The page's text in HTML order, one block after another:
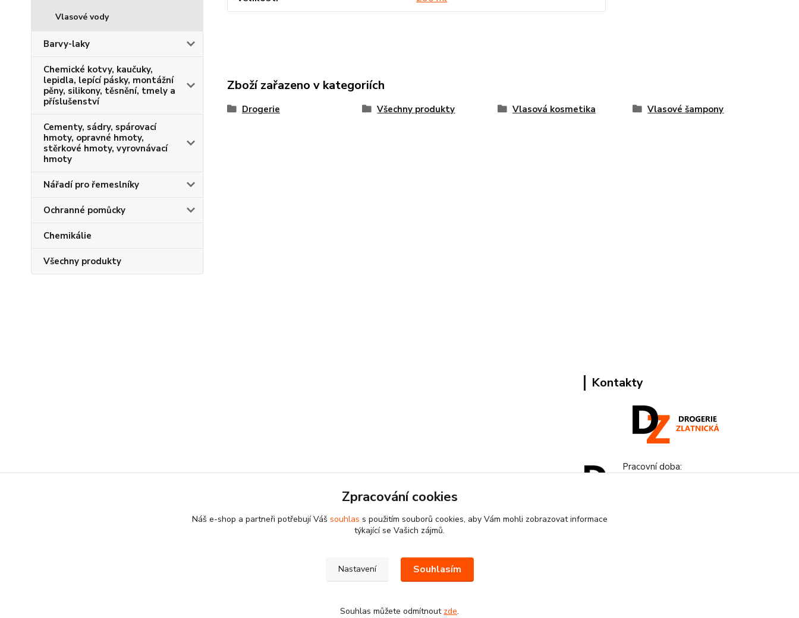
Vlasové vody
Barvy-laky
Chemické kotvy, kaučuky,
lepidla, lepící pásky, montážní
pěny, silikony, těsnění, tmely a
příslušenství
Cementy, sádry, spárovací
hmoty, opravné hmoty,
stěrkové hmoty, vyrovnávací
hmoty
Nářadí pro řemeslníky
Ochranné pomůcky
Chemikálie
Všechny produkty
Zboží zařazeno v kategoriích
Drogerie Všechny produkty Vlasová kosmetika Vlasové šampony
Kontakty
Pracovní doba:
info@drogeriezlatnicka.cz
Zpracování cookies
Náš e-shop a partneři potřebují Váš souhlas s použitím souborů cookies, aby Vám mohli zobrazovat informace
týkající se Vašich zájmů.
Nastavení Souhlasím
Souhlas můžete odmítnout zde.